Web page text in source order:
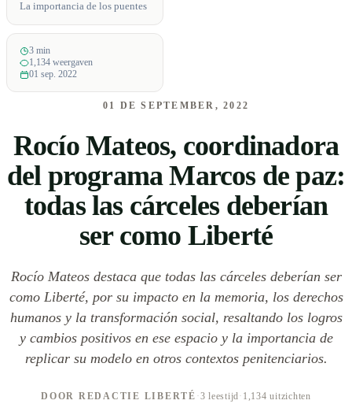
La importancia de los puentes
3 min
1,134 weergaven
01 sep. 2022
01 DE SEPTEMBER, 2022
Rocío Mateos, coordinadora
del programa Marcos de paz:
todas las cárceles deberían
ser como Liberté
Rocío Mateos destaca que todas las cárceles deberían ser
como Liberté, por su impacto en la memoria, los derechos
humanos y la transformación social, resaltando los logros
y cambios positivos en ese espacio y la importancia de
replicar su modelo en otros contextos penitenciarios.
DOOR REDACTIE LIBERTÉ ·3 leestijd· 1,134 uitzichten